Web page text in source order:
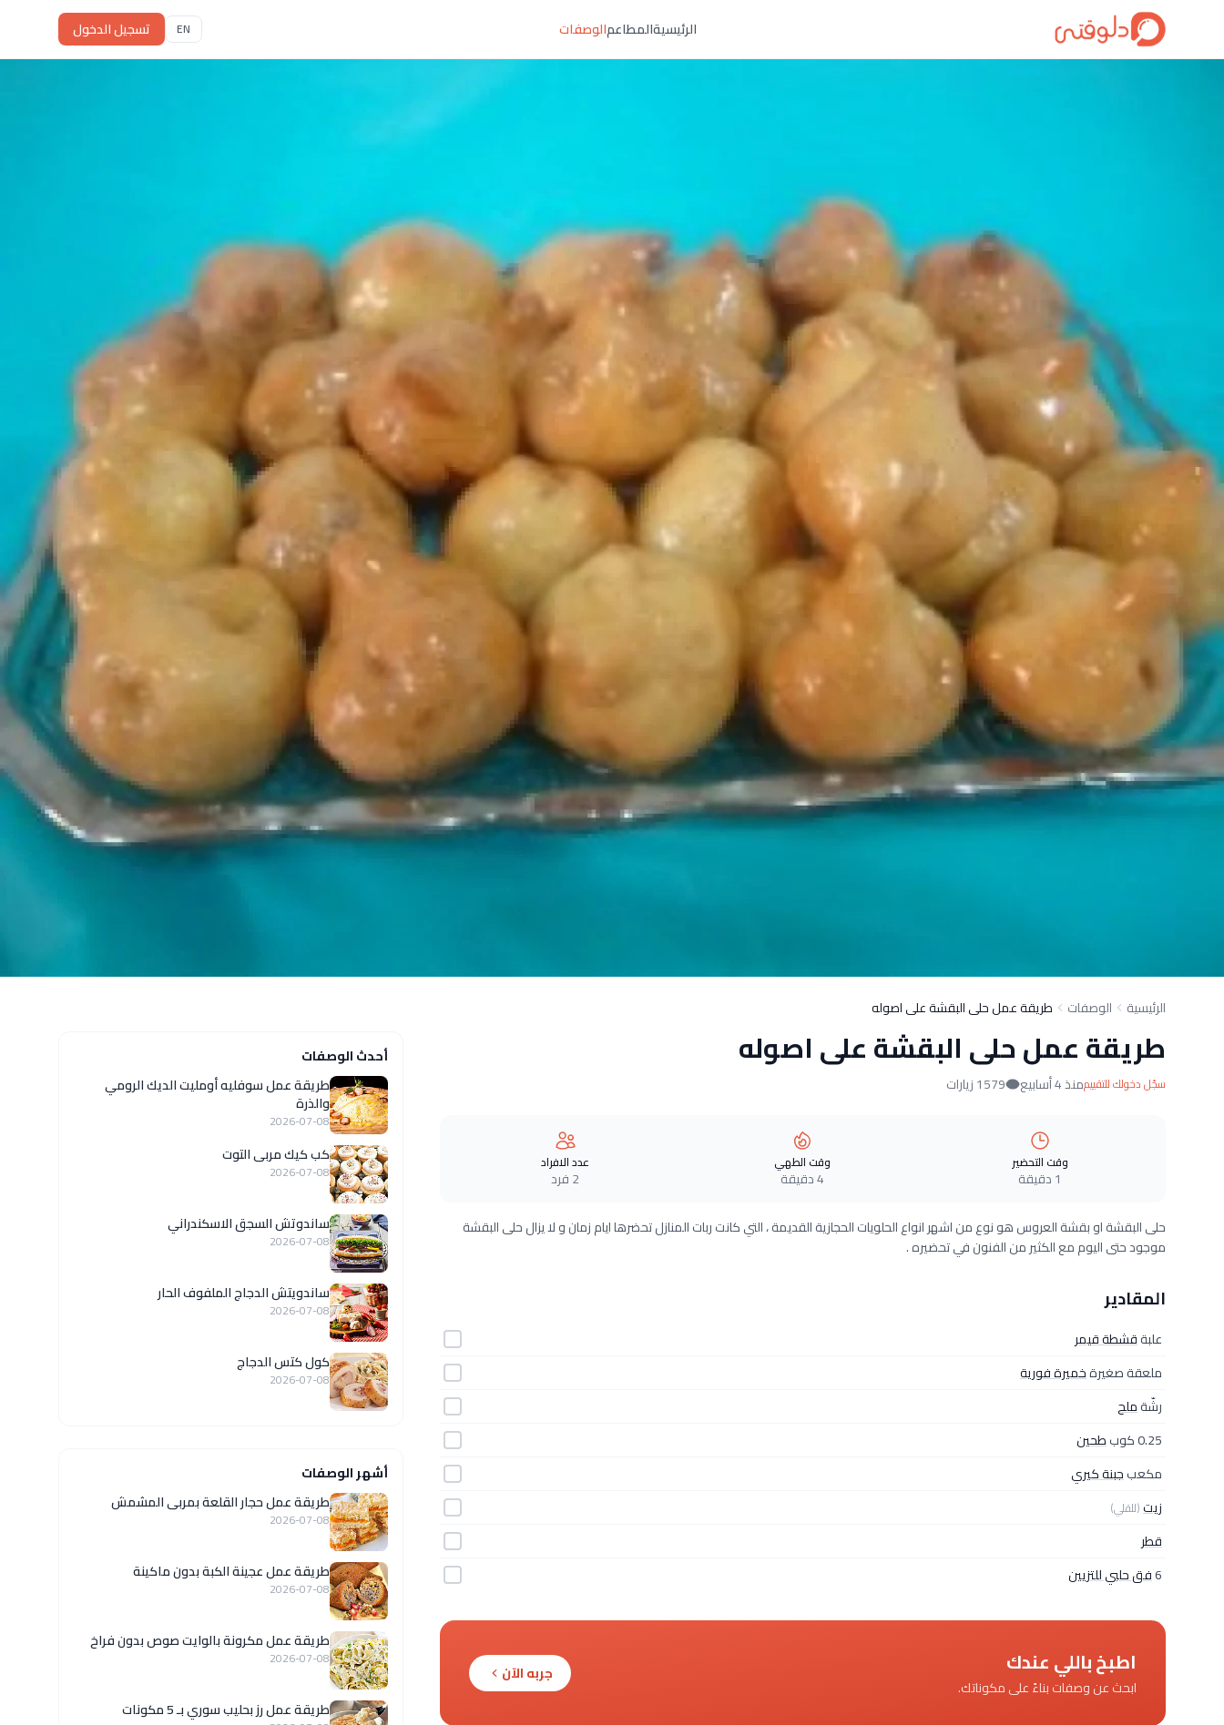
الرئيسيةالمطاعمالوصفات EN تسجيل الدخول
الرئيسية الوصفات طريقة عمل حلى البقشة على اصوله
طريقة عمل حلى البقشة على اصوله
سجّل دخولك للتقييممنذ 4 أسابيع 1579 زيارات
وقت التحضير
1 دقيقة
وقت الطهي
4 دقيقة
عدد الافراد
2 فرد
حلى البقشة او بقشة العروس هو نوع من اشهر انواع الحلويات الحجازية القديمة ، التي كانت ربات المنازل تحضرها ايام زمان و لا يزال حلى البقشة
موجود حتى اليوم مع الكثير من الفنون في تحضيره .
المقادير
علبةقشطة قيمر
ملعقة صغيرةخميرة فورية
رشّةملح
0.25 كوب
طحين
مكعبجبنة كيري
زيت(للقلي)
قطر
6فق حلبي للتزيين
اطبخ باللي عندك
ابحث عن وصفات بناءً على مكوناتك.
جربه الآن
أحدث الوصفات
طريقة عمل سوفليه أومليت الديك الرومي
والذرة
2026-07-08
كب كيك مربى التوت
2026-07-08
ساندوتش السجق الاسكندراني
2026-07-08
ساندويتش الدجاج الملفوف الحار
2026-07-08
كول كتس الدجاج
2026-07-08
أشهر الوصفات
طريقة عمل حجار القلعة بمربى المشمش
2026-07-08
طريقة عمل عجينة الكبة بدون ماكينة
2026-07-08
طريقة عمل مكرونة بالوايت صوص بدون فراخ
2026-07-08
طريقة عمل رز بحليب سوري بـ 5 مكونات